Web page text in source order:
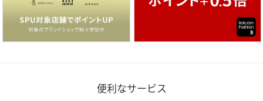
便利なサービス